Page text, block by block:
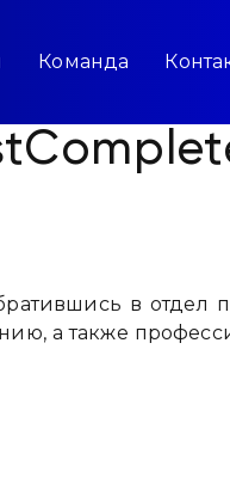
Команда
в отдел
а также